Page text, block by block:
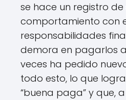
se hace un registro
comportamiento con
responsabilidades
demora en pagarlos
veces ha pedido
todo esto, lo que
“buena paga” y que,